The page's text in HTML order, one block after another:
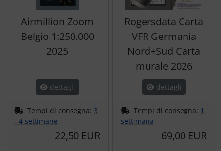
Airmillion Zoom
Belgio 1:250.000
2025
dettagli
Tempi di consegna: 3
- 4 settimane
22,50 EUR
Rogersdata Carta
VFR Germania
Nord+Sud Carta
murale 2026
dettagli
Tempi di consegna: 1
settimana
69,00 EUR